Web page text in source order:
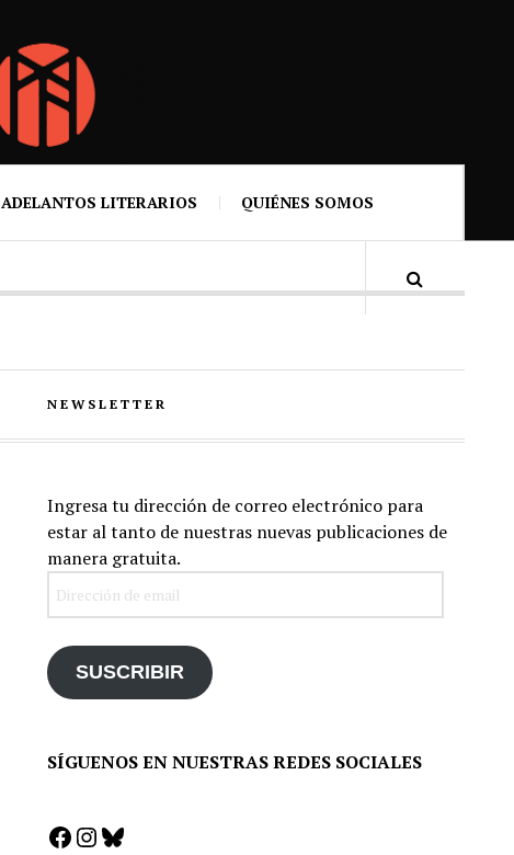
ADELANTOS LITERARIOS QUIÉNES SOMOS
NEWSLETTER
Ingresa tu dirección de correo electrónico para
estar al tanto de nuestras nuevas publicaciones de
manera gratuita.
SUSCRIBIR
SÍGUENOS EN NUESTRAS REDES SOCIALES
Facebook
Instagram
Bluesky